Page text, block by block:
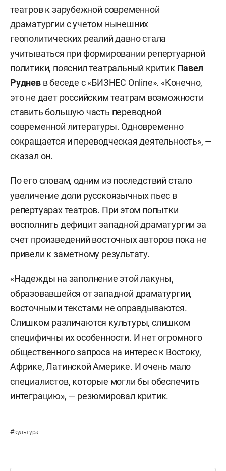
театров к зарубежной современной
драматургии с учетом нынешних
геополитических реалий давно стала
учитываться при формировании репертуарной
политики, пояснил театральный критик Павел
Руднев в беседе с «БИЗНЕС Online». «Конечно,
это не дает российским театрам возможности
ставить большую часть переводной
современной литературы. Одновременно
сокращается и переводческая деятельность», —
сказал он.
По его словам, одним из последствий стало
увеличение доли русскоязычных пьес в
репертуарах театров. При этом попытки
восполнить дефицит западной драматургии за
счет произведений восточных авторов пока не
привели к заметному результату.
«Надежды на заполнение этой лакуны,
образовавшейся от западной драматургии,
восточными текстами не оправдываются.
Слишком различаются культуры, слишком
специфичны их особенности. И нет огромного
общественного запроса на интерес к Востоку,
Африке, Латинской Америке. И очень мало
специалистов, которые могли бы обеспечить
интеграцию», — резюмировал критик.
#культура